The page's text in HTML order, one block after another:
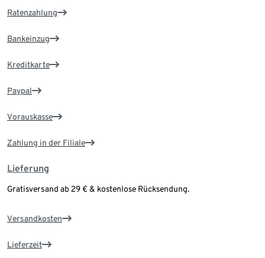
Ratenzahlung
Bankeinzug
Kreditkarte
Paypal
Vorauskasse
Zahlung in der Filiale
Lieferung
Gratisversand ab 29 € & kostenlose Rücksendung.
Versandkosten
Lieferzeit